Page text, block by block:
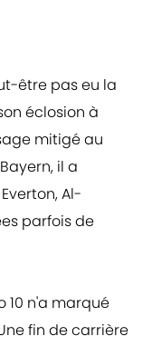
être pas eu la
éclosion à
mitigé au
il a
Al-
parfois de
10 n'a marqué
fin de carrière